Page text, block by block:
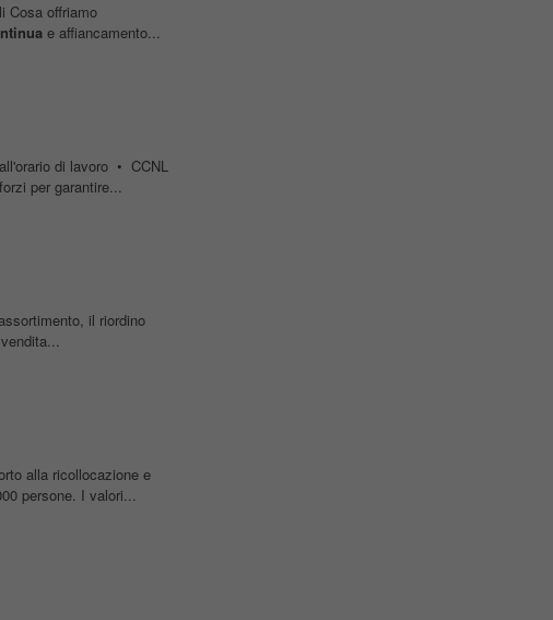
Cosa offriamo
e affiancamento...
di lavoro • CCNL
per garantire...
il riordino
alla ricollocazione e
persone. I valori...